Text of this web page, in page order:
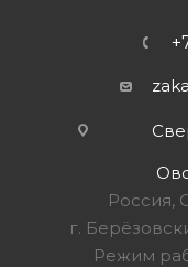
Россия,
г.
Режим